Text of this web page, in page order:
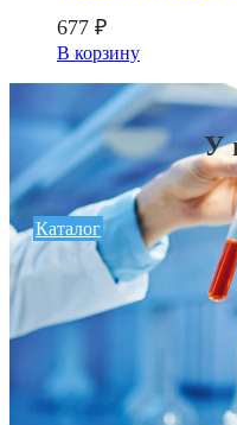
677 ₽
В корзину
У
Каталог